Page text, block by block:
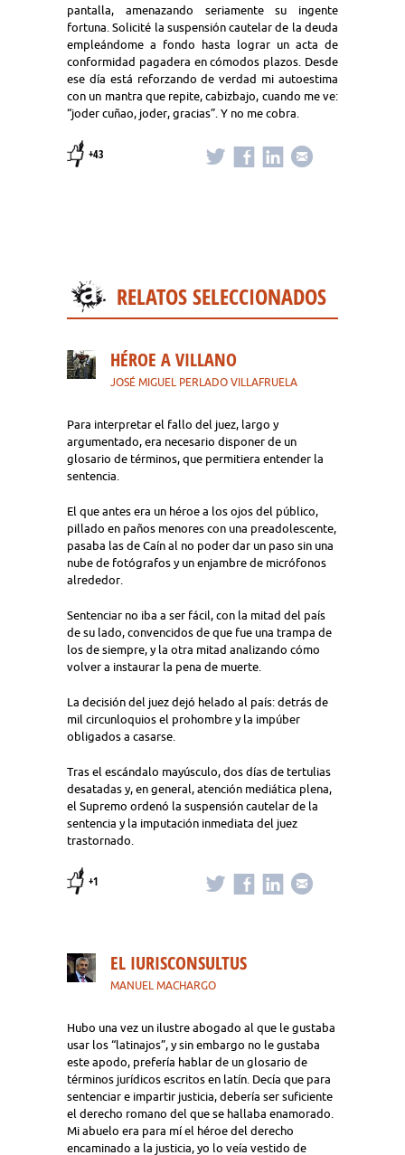
pantalla, amenazando seriamente su ingente
fortuna. Solicité la suspensión cautelar de la deuda
empleándome a fondo hasta lograr un acta de
conformidad pagadera en cómodos plazos. Desde
ese día está reforzando de verdad mi autoestima
con un mantra que repite, cabizbajo, cuando me ve:
“joder cuñao, joder, gracias”. Y no me cobra.
+43
RELATOS SELECCIONADOS
HÉROE A VILLANO
JOSÉ MIGUEL PERLADO VILLAFRUELA
Para interpretar el fallo del juez, largo y
argumentado, era necesario disponer de un
glosario de términos, que permitiera entender la
sentencia.
El que antes era un héroe a los ojos del público,
pillado en paños menores con una preadolescente,
pasaba las de Caín al no poder dar un paso sin una
nube de fotógrafos y un enjambre de micrófonos
alrededor.
Sentenciar no iba a ser fácil, con la mitad del país
de su lado, convencidos de que fue una trampa de
los de siempre, y la otra mitad analizando cómo
volver a instaurar la pena de muerte.
La decisión del juez dejó helado al país: detrás de
mil circunloquios el prohombre y la impúber
obligados a casarse.
Tras el escándalo mayúsculo, dos días de tertulias
desatadas y, en general, atención mediática plena,
el Supremo ordenó la suspensión cautelar de la
sentencia y la imputación inmediata del juez
trastornado.
+1
EL IURISCONSULTUS
MANUEL MACHARGO
Hubo una vez un ilustre abogado al que le gustaba
usar los “latinajos”, y sin embargo no le gustaba
este apodo, prefería hablar de un glosario de
términos jurídicos escritos en latín. Decía que para
sentenciar e impartir justicia, debería ser suficiente
el derecho romano del que se hallaba enamorado.
Mi abuelo era para mí el héroe del derecho
encaminado a la justicia, yo lo veía vestido de